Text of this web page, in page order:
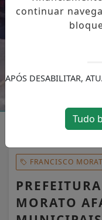
FRANCISCO
MORATO
continuar
APÓS DESABILITAR,
Tudo